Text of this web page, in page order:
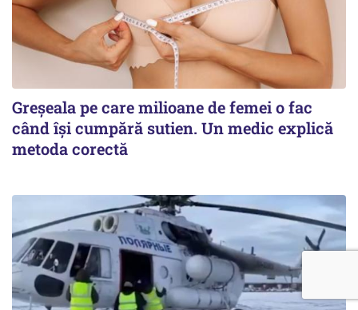
Greșeala pe care milioane de femei o fac
când își cumpără sutien. Un medic explică
metoda corectă